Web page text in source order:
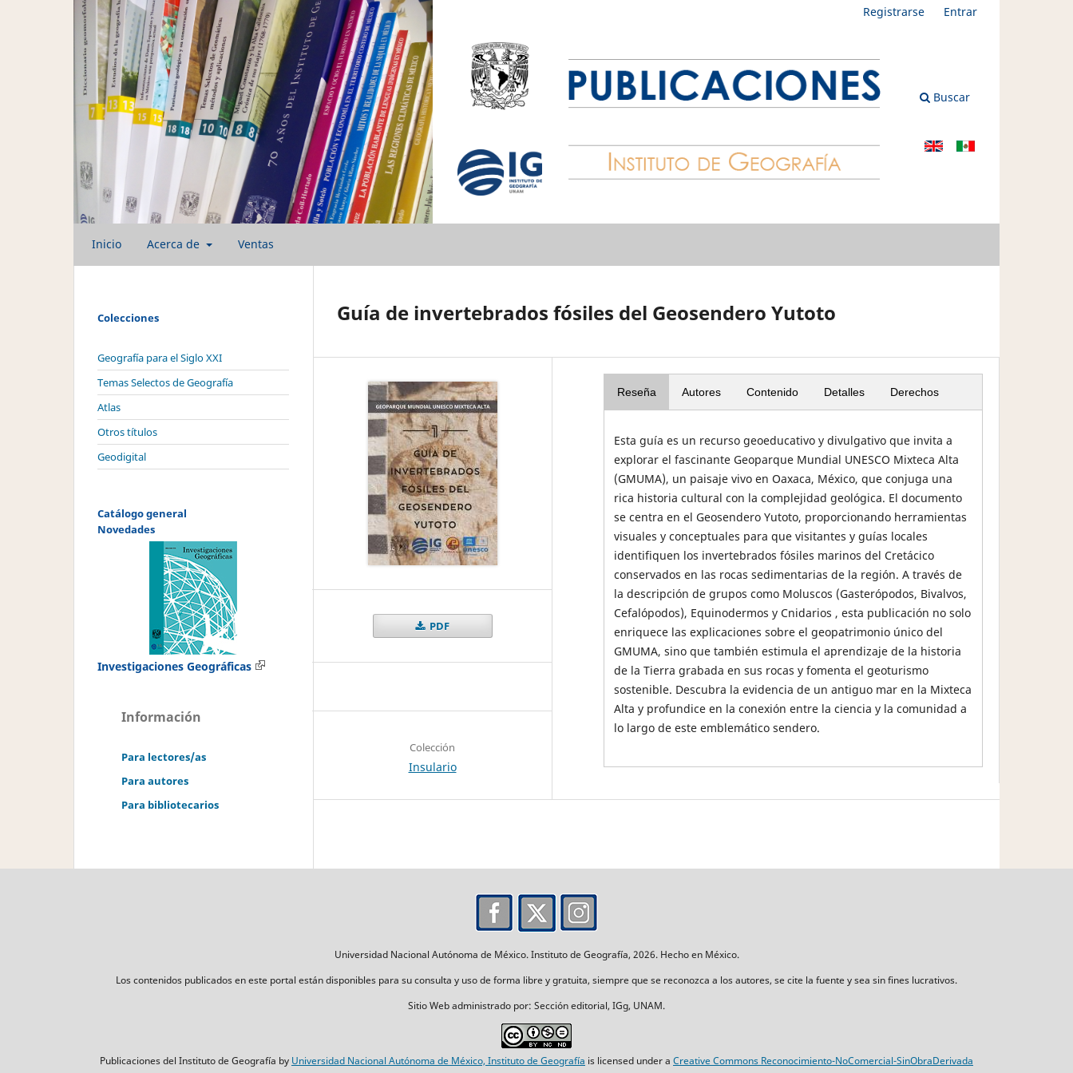
Buscar
Inicio Acerca de Ventas
Registrarse Entrar
Guía de invertebrados fósiles del Geosendero Yutoto
Reseña Autores Contenido Detalles Derechos
Esta guía es un recurso geoeducativo y divulgativo que invita a
explorar el fascinante Geoparque Mundial UNESCO Mixteca Alta
(GMUMA), un paisaje vivo en Oaxaca, México, que conjuga una
rica historia cultural con la complejidad geológica. El documento
se centra en el Geosendero Yutoto, proporcionando herramientas
visuales y conceptuales para que visitantes y guías locales
identifiquen los invertebrados fósiles marinos del Cretácico
conservados en las rocas sedimentarias de la región. A través de
la descripción de grupos como Moluscos (Gasterópodos, Bivalvos,
Cefalópodos), Equinodermos y Cnidarios , esta publicación no solo
enriquece las explicaciones sobre el geopatrimonio único del
GMUMA, sino que también estimula el aprendizaje de la historia
de la Tierra grabada en sus rocas y fomenta el geoturismo
sostenible. Descubra la evidencia de un antiguo mar en la Mixteca
Alta y profundice en la conexión entre la ciencia y la comunidad a
lo largo de este emblemático sendero.
PDF
Colección
Insulario
Colecciones
Geografía para el Siglo XXI
Temas Selectos de Geografía
Atlas
Otros títulos
Geodigital
Catálogo general
Novedades
Investigaciones Geográficas
Información
Para lectores/as
Para autores
Para bibliotecarios
Universidad Nacional Autónoma de México. Instituto de Geografía, 2026. Hecho en México.
Los contenidos publicados en este portal están disponibles para su consulta y uso de forma libre y gratuita, siempre que se reconozca a los autores, se cite la fuente y sea sin fines lucrativos.
Sitio Web administrado por: Sección editorial, IGg, UNAM.
Publicaciones del Instituto de Geografía by Universidad Nacional Autónoma de México, Instituto de Geografía is licensed under a Creative Commons Reconocimiento-NoComercial-SinObraDerivada